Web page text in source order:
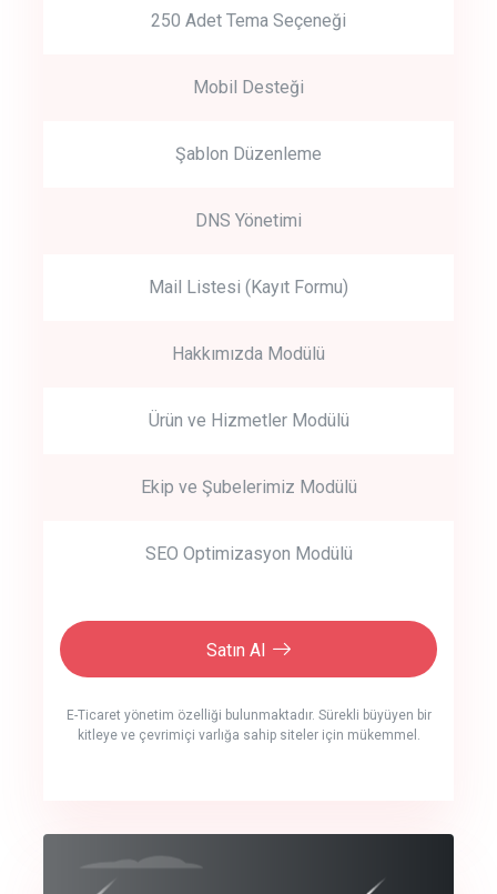
250 Adet Tema Seçeneği
Mobil Desteği
Şablon Düzenleme
DNS Yönetimi
Mail Listesi (Kayıt Formu)
Hakkımızda Modülü
Ürün ve Hizmetler Modülü
Ekip ve Şubelerimiz Modülü
SEO Optimizasyon Modülü
Satın Al
E-Ticaret yönetim özelliği bulunmaktadır. Sürekli büyüyen bir
kitleye ve çevrimiçi varlığa sahip siteler için mükemmel.
crm auto cync